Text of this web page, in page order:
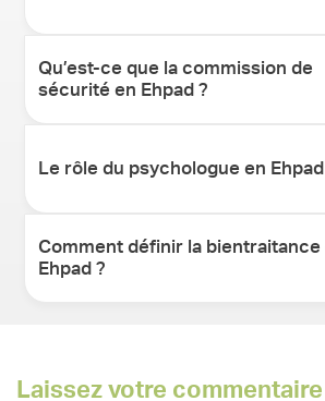
Qu’est-ce que la commission de
sécurité en Ehpad ?
Le rôle du psychologue en Ehpad
Comment définir la bientraitance
Ehpad ?
Laissez votre commentaire